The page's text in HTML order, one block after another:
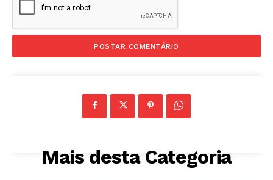
Mais desta Categoria